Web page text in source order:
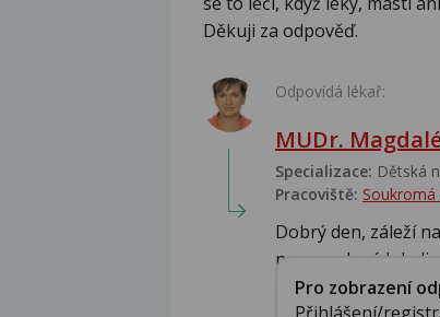
Děkuji za odpověď.
Odpovídá lékař:
MUDr.
Specializace: Dětská
Pracoviště:
Dobrý den, záleží
nervu v dané lokaliz...
Pro zobrazení